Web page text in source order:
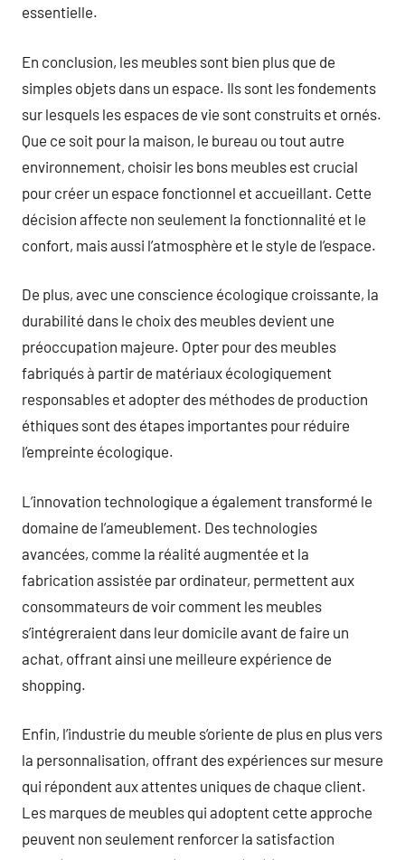
essentielle.
En conclusion, les meubles sont bien plus que de
simples objets dans un espace. Ils sont les fondements
sur lesquels les espaces de vie sont construits et ornés.
Que ce soit pour la maison, le bureau ou tout autre
environnement, choisir les bons meubles est crucial
pour créer un espace fonctionnel et accueillant. Cette
décision affecte non seulement la fonctionnalité et le
confort, mais aussi l’atmosphère et le style de l’espace.
De plus, avec une conscience écologique croissante, la
durabilité dans le choix des meubles devient une
préoccupation majeure. Opter pour des meubles
fabriqués à partir de matériaux écologiquement
responsables et adopter des méthodes de production
éthiques sont des étapes importantes pour réduire
l’empreinte écologique.
L’innovation technologique a également transformé le
domaine de l’ameublement. Des technologies
avancées, comme la réalité augmentée et la
fabrication assistée par ordinateur, permettent aux
consommateurs de voir comment les meubles
s’intégreraient dans leur domicile avant de faire un
achat, offrant ainsi une meilleure expérience de
shopping.
Enfin, l’industrie du meuble s’oriente de plus en plus vers
la personnalisation, offrant des expériences sur mesure
qui répondent aux attentes uniques de chaque client.
Les marques de meubles qui adoptent cette approche
peuvent non seulement renforcer la satisfaction